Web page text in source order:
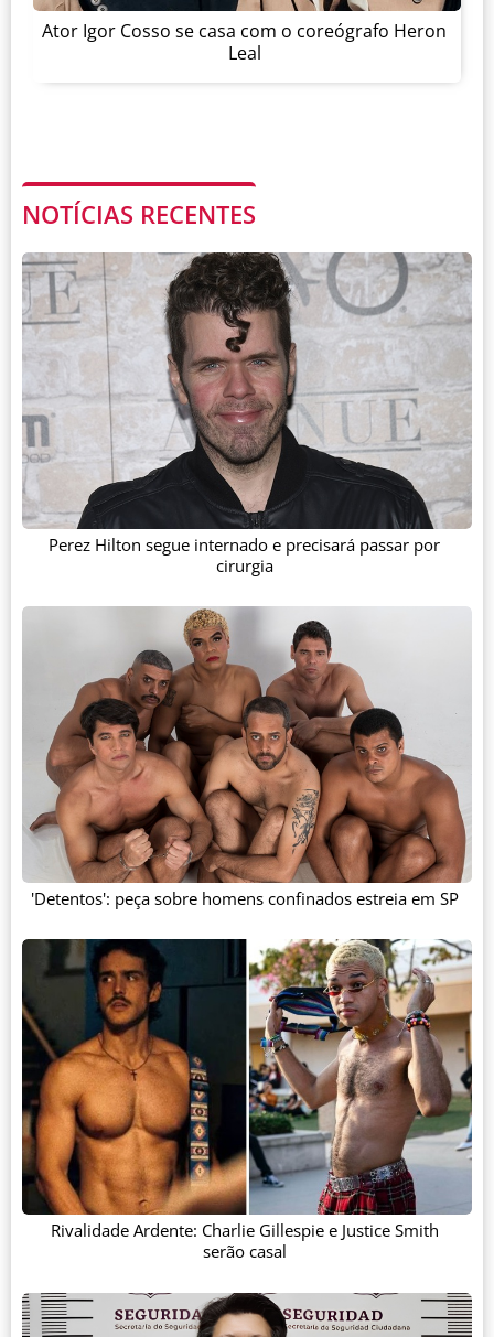
Ator Igor Cosso se casa com o coreógrafo Heron
Leal
NOTÍCIAS RECENTES
Perez Hilton segue internado e precisará passar por
cirurgia
'Detentos': peça sobre homens confinados estreia em SP
Rivalidade Ardente: Charlie Gillespie e Justice Smith
serão casal